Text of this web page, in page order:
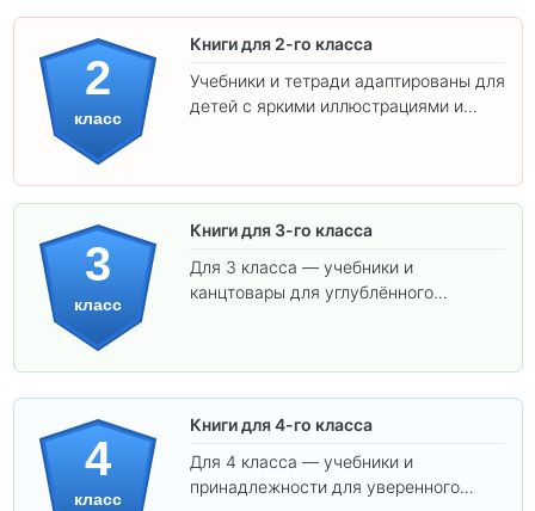
2
класс
Книги для 2-го класса
Учебники и тетради адаптированы для
детей с яркими иллюстрациями и
3
класс
Книги для 3-го класса
Для 3 класса — учебники и
канцтовары для углублённого
4
класс
Книги для 4-го класса
Для 4 класса — учебники и
принадлежности для уверенного